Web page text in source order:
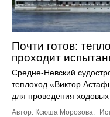
Почти готов:
проходит
Средне-Невский
теплоход «Виктор
для проведения ходовых
Автор: Ксюша Морозова.